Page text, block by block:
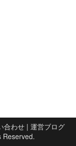
合わせ| 運営ブログ
Reserved.